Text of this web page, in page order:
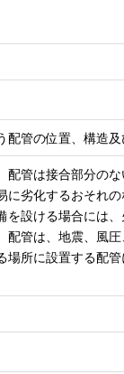
管の位置、構造
管は接合部分の
劣化するおそれの
設ける場合には
管は、地震、風
場所に設置する配